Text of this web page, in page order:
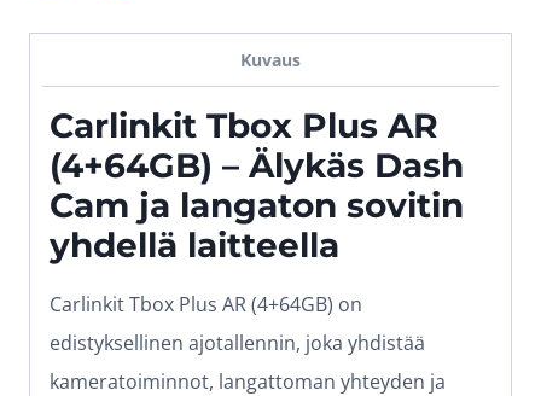
Kuvaus
Carlinkit Tbox Plus AR
(4+64GB) – Älykäs Dash
Cam ja langaton sovitin
yhdellä laitteella
Carlinkit Tbox Plus AR (4+64GB) on
edistyksellinen ajotallennin, joka yhdistää
kameratoiminnot, langattoman yhteyden ja